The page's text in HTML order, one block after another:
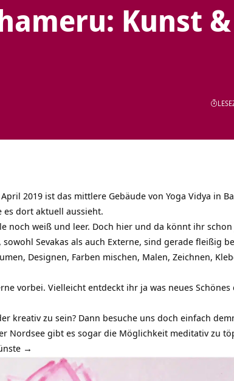
Kunst &
2019 ist das mittlere Gebäude von Yoga Vidya in
es dort aktuell aussieht.
noch weiß und leer. Doch hier und da könnt ihr
Sevakas als auch Externe, sind gerade fleißig
Designen, Farben mischen, Malen, Zeichnen,
vorbei. Vielleicht entdeckt ihr ja was neues
kreativ zu sein? Dann besuche uns doch einfach
Nordsee gibt es sogar die Möglichkeit meditativ zu
→